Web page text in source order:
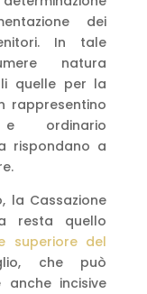
dei
In tale
natura
quelle per la
rappresentino
ordinario
rispondano a
la Cassazione
resta quello
superiore del
che può
anche incisive